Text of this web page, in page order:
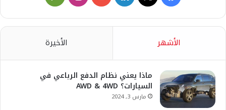
Play
الأشهر الأخيرة
ماذا يعني نظام الدفع الرباعي في
السيارات؟ AWD & 4WD
مارس 3, 2024